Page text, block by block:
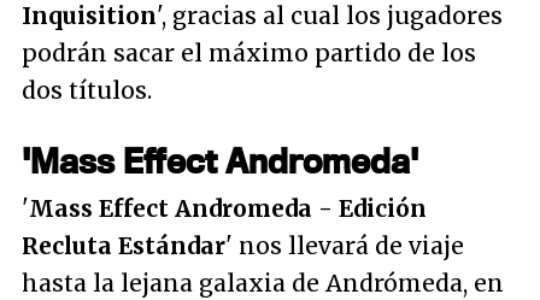
Inquisition', gracias al cual los jugadores
podrán sacar el máximo partido de los
dos títulos.
'Mass Effect Andromeda'
'Mass Effect Andromeda - Edición
Recluta Estándar' nos llevará de viaje
hasta la lejana galaxia de Andrómeda, en